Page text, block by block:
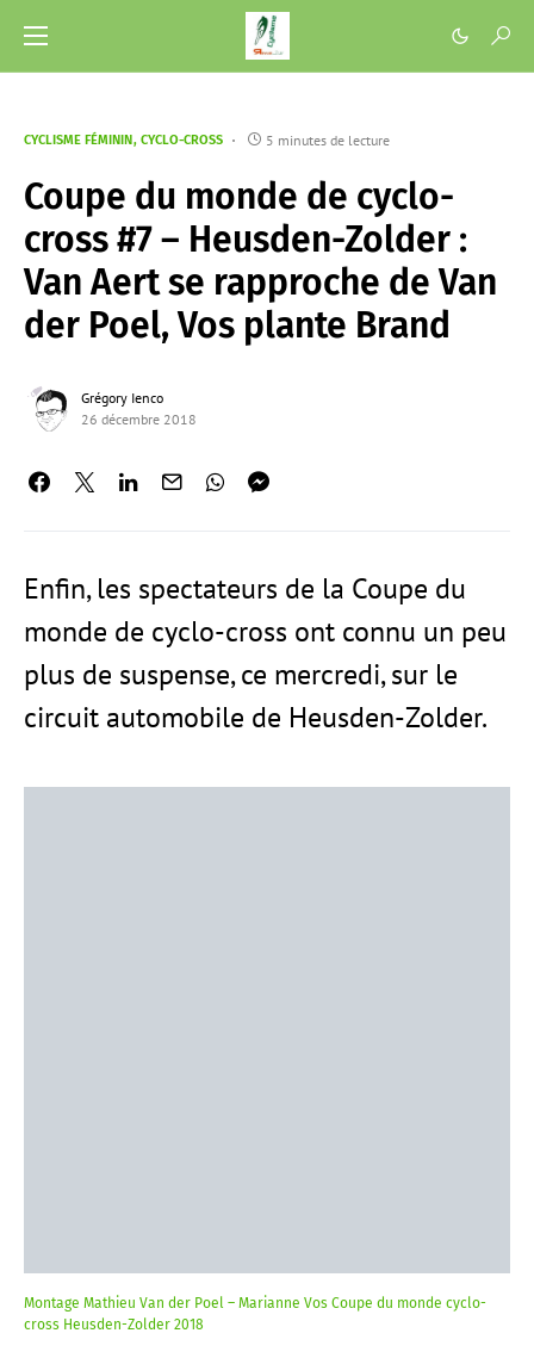
CYCLISME FÉMININ CYCLO-CROSS 5 minutes de lecture
Coupe du monde de cyclo-
cross #7 – Heusden-Zolder :
Van Aert se rapproche de Van
der Poel, Vos plante Brand
Grégory Ienco
26 décembre 2018
Enfin, les spectateurs de la Coupe du
monde de cyclo-cross ont connu un peu
plus de suspense, ce mercredi, sur le
circuit automobile de Heusden-Zolder.
Montage Mathieu Van der Poel – Marianne Vos Coupe du monde cyclo-
cross Heusden-Zolder 2018